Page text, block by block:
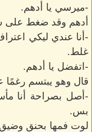
-ميرسي يا أدهم.
أدهم وقد ضغط على
-أنا عندي ليكي
غلط.
-اتفضل يا أدهم.
قال وهو يبتسم رغمًا
-أصل بصراحة أنا
بس.
لوت فمها بحنق